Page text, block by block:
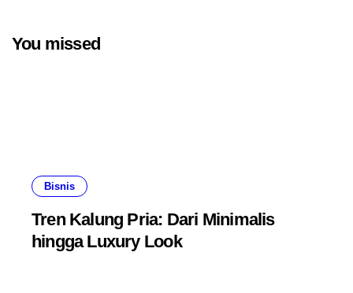
You missed
Bisnis
Tren Kalung Pria: Dari Minimalis
hingga Luxury Look